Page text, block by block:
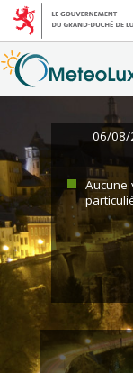
06/08/
Aucune